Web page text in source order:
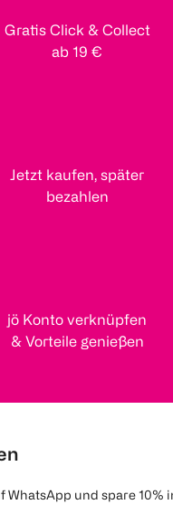
Gratis Click & Collect
ab 19 €
Jetzt kaufen, später
bezahlen
jö Konto verknüpfen
& Vorteile genießen
WhatsApp und spare 10%